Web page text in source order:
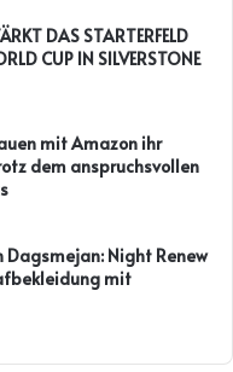
DAS STARTERFELD
CUP IN SILVERSTONE
mit Amazon ihr
dem anspruchsvollen
Night Renew
mit